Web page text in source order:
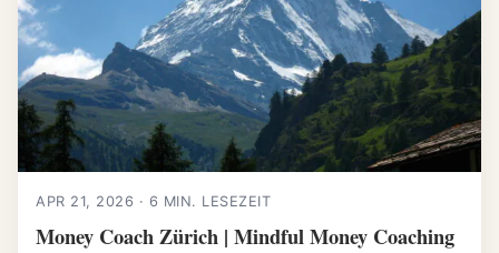
APR 21, 2026 · 6 MIN. LESEZEIT
Money Coach Zürich | Mindful Money Coaching